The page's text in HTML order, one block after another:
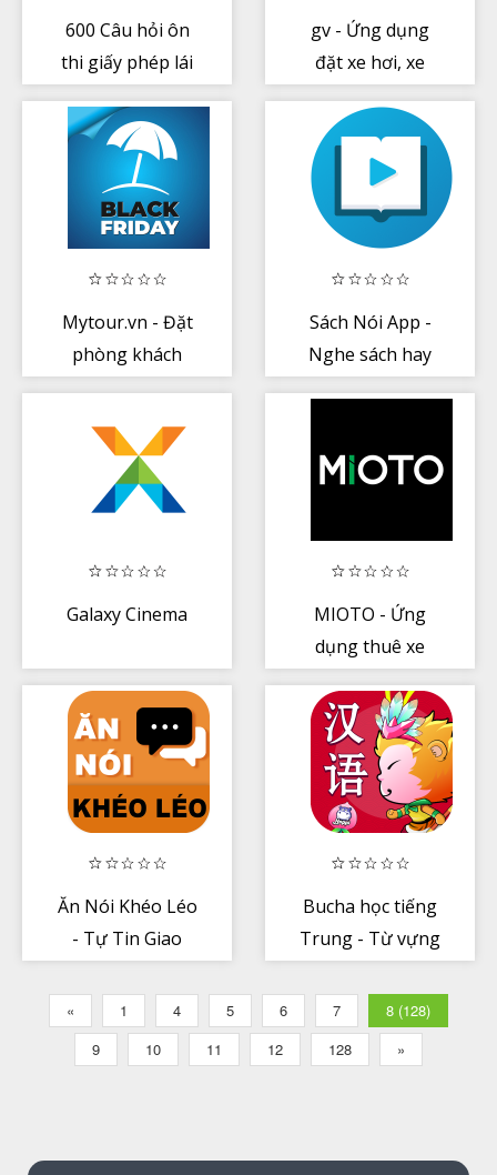
600 Câu hỏi ôn
thi giấy phép lái
gv - Ứng dụng
đặt xe hơi, xe
Mytour.vn - Đặt
phòng khách
Sách Nói App -
Nghe sách hay
Galaxy Cinema
MIOTO - Ứng
dụng thuê xe
Ăn Nói Khéo Léo
- Tự Tin Giao
Bucha học tiếng
Trung - Từ vựng
pháp
« 1 4 5 6 7
8 (128)
9
10 11 12 128 »